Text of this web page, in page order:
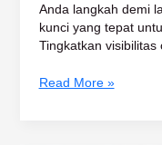
Anda langkah demi
kunci yang tepat
Tingkatkan visibilitas
Read More »